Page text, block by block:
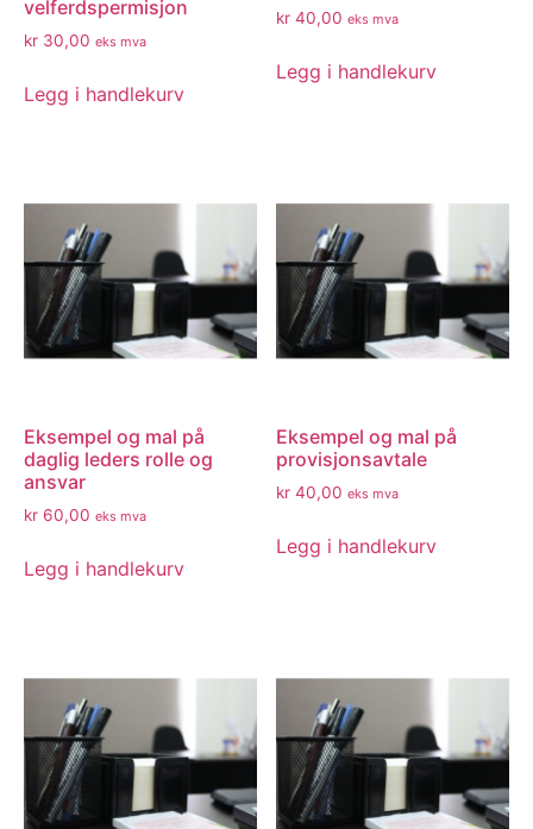
velferdspermisjon
kr 30,00 eks mva
Legg i handlekurv
kr 40,00 eks mva
Legg i handlekurv
Eksempel og mal på
daglig leders rolle og
ansvar
kr 60,00 eks mva
Legg i handlekurv
Eksempel og mal på
provisjonsavtale
kr 40,00 eks mva
Legg i handlekurv